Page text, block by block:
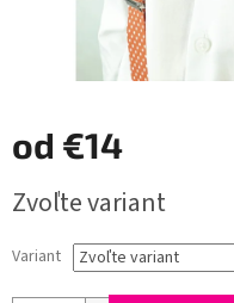
od €14
cena:
Zvoľte variant
Variant